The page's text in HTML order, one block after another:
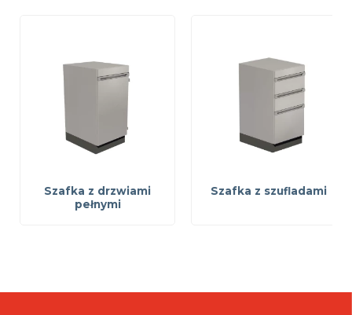
Szafka z drzwiami
pełnymi
Szafka z szufladami